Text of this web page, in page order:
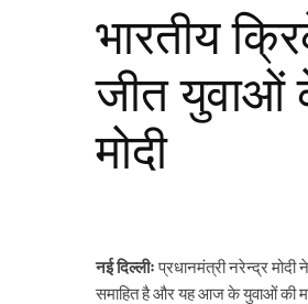
भारतीय
जीत युवाओं
मोदी
नई दिल्लीःप्रधानमंत्री नरेन्द्र मोदी
समाहित है और यह आज के युवाओं की